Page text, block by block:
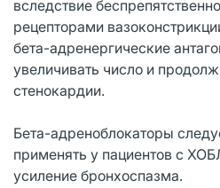
вследствие
рецепторами
бета-адренергические
увеличивать число и
стенокардии.
Бета-адреноблокаторы
применять у пациентов с
усиление бронхоспазма.